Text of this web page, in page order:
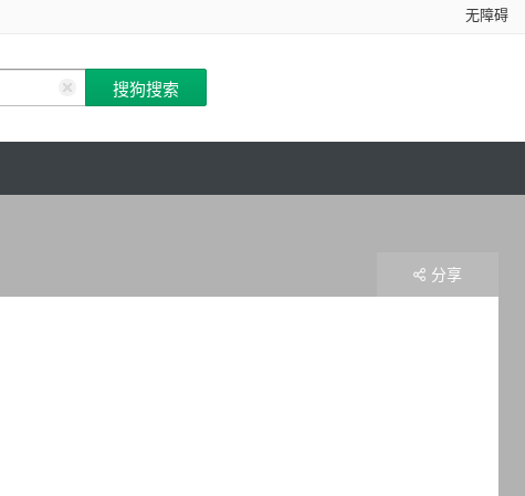
无障碍
分享